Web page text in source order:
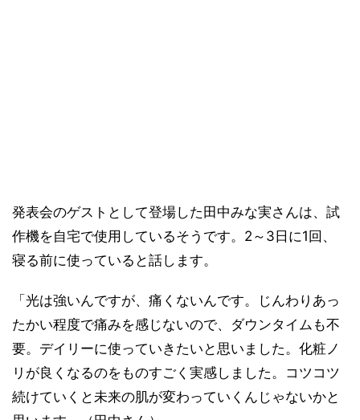
発表会のゲストとして登場した田中みな実さんは、試
作機を自宅で使用しているそうです。2～3日に1回、
寝る前に使っていると話します。
「光は強いんですが、痛くないんです。じんわりあっ
たかい程度で痛みを感じないので、ダウンタイムも不
要。デイリーに使っていきたいと思いました。化粧ノ
リが良くなるのをものすごく実感しました。コツコツ
続けていくと未来の肌が変わっていくんじゃないかと